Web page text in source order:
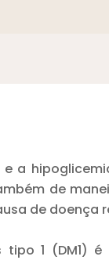
e a
de
de doença
tipo 1 (DM1)